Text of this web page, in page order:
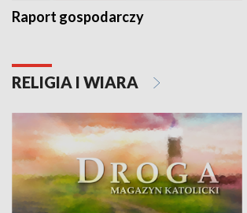
Raport gospodarczy
RELIGIA I WIARA